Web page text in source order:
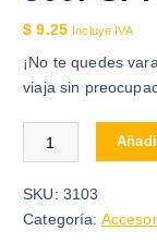
$ 9.25 Incluye IVA
¡No te quedes
viaja sin
COMPRESOR
SKU: 3103
Categoría: